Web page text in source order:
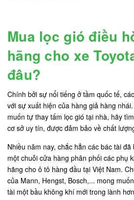
Mua lọc gió điều
hãng cho xe
đâu?
Chính bởi sự nổi tiếng ở tầm quốc tế,
với sự xuất hiện của hàng giả hàng
muốn tự thay tấm lọc gió tại nhà, hãy
cơ sở uy tín, được đảm bảo về chất
Nhiều năm nay, chắc hẳn các bác tài
một chuỗi cửa hàng phân phối các phụ
hãng cho ô tô hàng đầu tại Việt Nam.
của Mann, Hengst, Bosch,... mong
tài một bầu không khí mới trong lành